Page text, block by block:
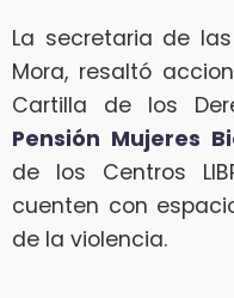
La secretaria de
Mora, resaltó
Cartilla de los
Pensión Mujeres
de los Centros
cuenten con
de la violencia.